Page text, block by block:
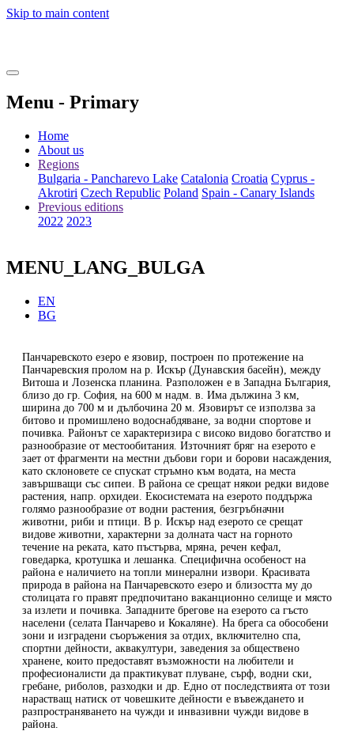
Skip to main content
Menu - Primary
Home
About us
Regions
Bulgaria - Pancharevo Lake Catalonia Croatia Cyprus -
Akrotiri Czech Republic Poland Spain - Canary Islands
Previous editions
2022 2023
MENU_LANG_BULGA
EN
BG
Панчаревското езеро е язовир, построен по протежение на
Панчаревския пролом на р. Искър (Дунавския басейн), между
Витоша и Лозенска планина. Разположен е в Западна България,
близо до гр. София, на 600 м надм. в. Има дължина 3 км,
ширина до 700 м и дълбочина 20 м. Язовирът се използва за
битово и промишлено водоснабдяване, за водни спортове и
почивка. Районът се характеризира с високо видово богатство и
разнообразие от местообитания. Източният бряг на езерото е
зает от фрагменти на местни дъбови гори и борови насаждения,
като склоновете се спускат стръмно към водата, на места
завършващи със сипеи. В района се срещат някои редки видове
растения, напр. орхидеи. Екосистемата на езерото поддържа
голямо разнообразие от водни растения, безгръбначни
животни, риби и птици. В р. Искър над езерото се срещат
видове животни, характерни за долната част на горното
течение на реката, като пъстърва, мряна, речен кефал,
говедарка, кротушка и лешанка. Специфична особеност на
района е наличието на топли минерални извори. Красивата
природа в района на Панчаревското езеро и близостта му до
столицата го правят предпочитано ваканционно селище и място
за излети и почивка. Западните брегове на езерото са гъсто
населени (селата Панчарево и Кокаляне). На брега са обособени
зони и изградени съоръжения за отдих, включително спа,
спортни дейности, аквакултури, заведения за обществено
хранене, които предоставят възможности на любители и
професионалисти да практикуват плуване, сърф, водни ски,
гребане, риболов, разходки и др. Едно от последствията от този
нарастващ натиск от човешките дейности е въвеждането и
разпространяването на чужди и инвазивни чужди видове в
района.